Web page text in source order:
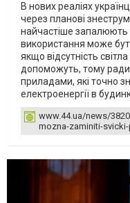
В нових реаліях
через планові
найчастіше запалюють
використання може
якщо відсутність
допоможуть, тому
приладами, які точно
електроенергії в
www.44.ua/news/
mozna-zaminiti-